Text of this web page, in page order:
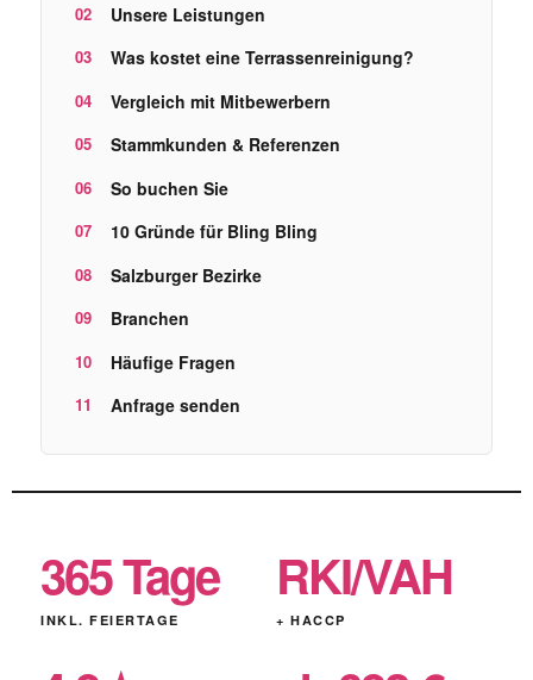
Unsere Leistungen
Was kostet eine Terrassenreinigung?
Vergleich mit Mitbewerbern
Stammkunden & Referenzen
So buchen Sie
10 Gründe für Bling Bling
Salzburger Bezirke
Branchen
Häufige Fragen
Anfrage senden
365 Tage
INKL. FEIERTAGE
RKI/VAH
+ HACCP